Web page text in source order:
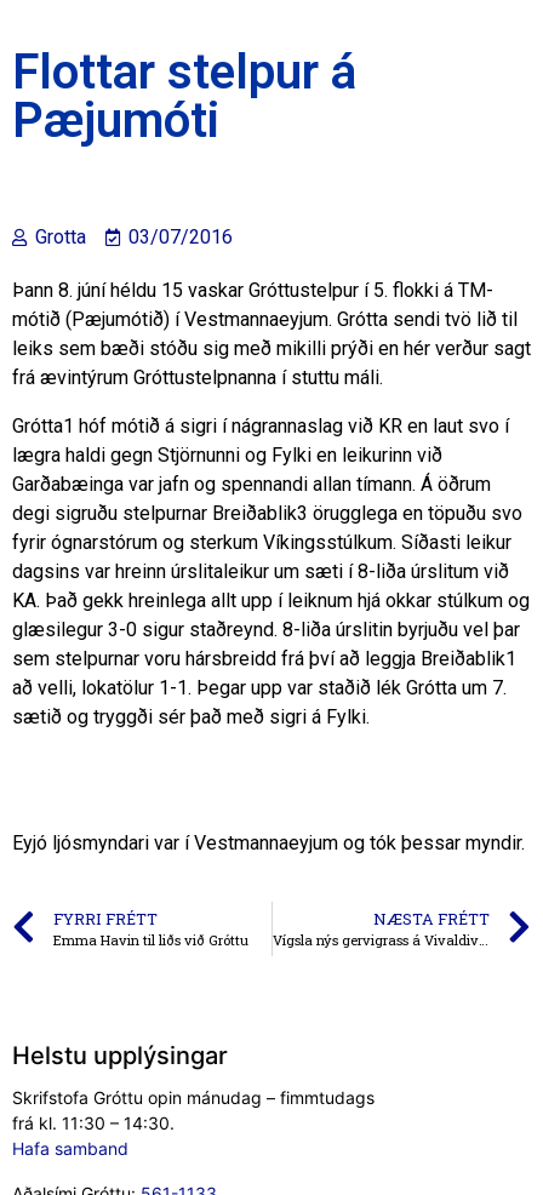
Flottar stelpur á
Pæjumóti
Grotta 03/07/2016
Þann 8. júní héldu 15 vaskar Gróttustelpur í 5. flokki á TM-
mótið (Pæjumótið) í Vestmannaeyjum. Grótta sendi tvö lið til
leiks sem bæði stóðu sig með mikilli prýði en hér verður sagt
frá ævintýrum Gróttustelpnanna í stuttu máli.
Grótta1 hóf mótið á sigri í nágrannaslag við KR en laut svo í
lægra haldi gegn Stjörnunni og Fylki en leikurinn við
Garðabæinga var jafn og spennandi allan tímann. Á öðrum
degi sigruðu stelpurnar Breiðablik3 örugglega en töpuðu svo
fyrir ógnarstórum og sterkum Víkingsstúlkum. Síðasti leikur
dagsins var hreinn úrslitaleikur um sæti í 8-liða úrslitum við
KA. Það gekk hreinlega allt upp í leiknum hjá okkar stúlkum og
glæsilegur 3-0 sigur staðreynd. 8-liða úrslitin byrjuðu vel þar
sem stelpurnar voru hársbreidd frá því að leggja Breiðablik1
að velli, lokatölur 1-1. Þegar upp var staðið lék Grótta um 7.
sætið og tryggði sér það með sigri á Fylki.
Eyjó ljósmyndari var í Vestmannaeyjum og tók þessar myndir.
FYRRI FRÉTT
Emma Havin til liðs við Gróttu
NÆSTA FRÉTT
Vígsla nýs gervigrass á Vivaldivellinum – mikilvægur leikur í 2. deildinni
Helstu upplýsingar
Skrifstofa Gróttu opin mánudag – fimmtudags
frá kl. 11:30 – 14:30.
Hafa samband